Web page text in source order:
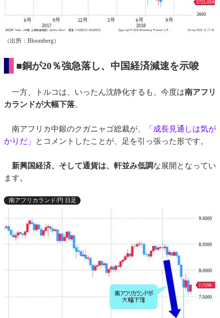
（出所：Bloomberg）
■銅が20％強急落し、中国経済減速を示唆
一方、トルコは、いったん沈静化するも、今度は南アフリ
カランドが大幅下落。
南アフリカ中銀のクガニャゴ総裁が、
「成長見通しは気が
かりだ」
とコメントしたことが、足を引っ張った形です。
新興国経済、そして通貨は、軒並み低調な展開となってい
ます。
南アフリカランド/円 日足